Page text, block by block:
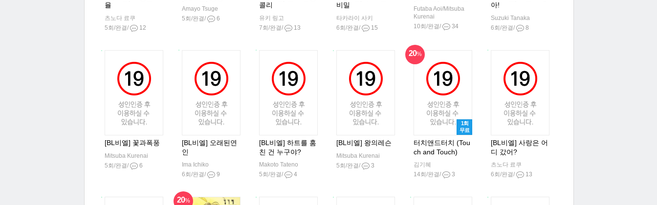
율
츠노다 료쿠
5회/완결/
12
Amayo Tsuge
5회/완결/
6
콜리
유키 링고
7회/완결/
13
비밀
타카라이 사키
6회/완결/
15
Futaba Aoi/Mitsuba
Kurenai
10회/완결/
34
아!
Suzuki Tanaka
6회/완결/
8
[BL비엘] 꽃과폭풍
Mitsuba Kurenai
5회/완결/
6
[BL비엘] 오래된연
인
Ima Ichiko
6회/완결/
9
[BL비엘] 하트를 훔
친 건 누구야?
Makoto Tateno
5회/완결/
4
[BL비엘] 왕의레슨
Mitsuba Kurenai
5회/완결/
3
20%
1회
무료
터치앤드터치 (Tou
ch and Touch)
김기혜
14회/완결/
3
[BL비엘] 사랑은 어
디 갔어?
츠노다 료쿠
6회/완결/
13
20%